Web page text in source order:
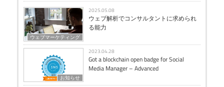
ウェブマーケティング
2025.05.08
ウェブ解析でコンサルタントに求められ
る能力
お知らせ
2023.04.28
Got a blockchain open badge for Social
Media Manager – Advanced